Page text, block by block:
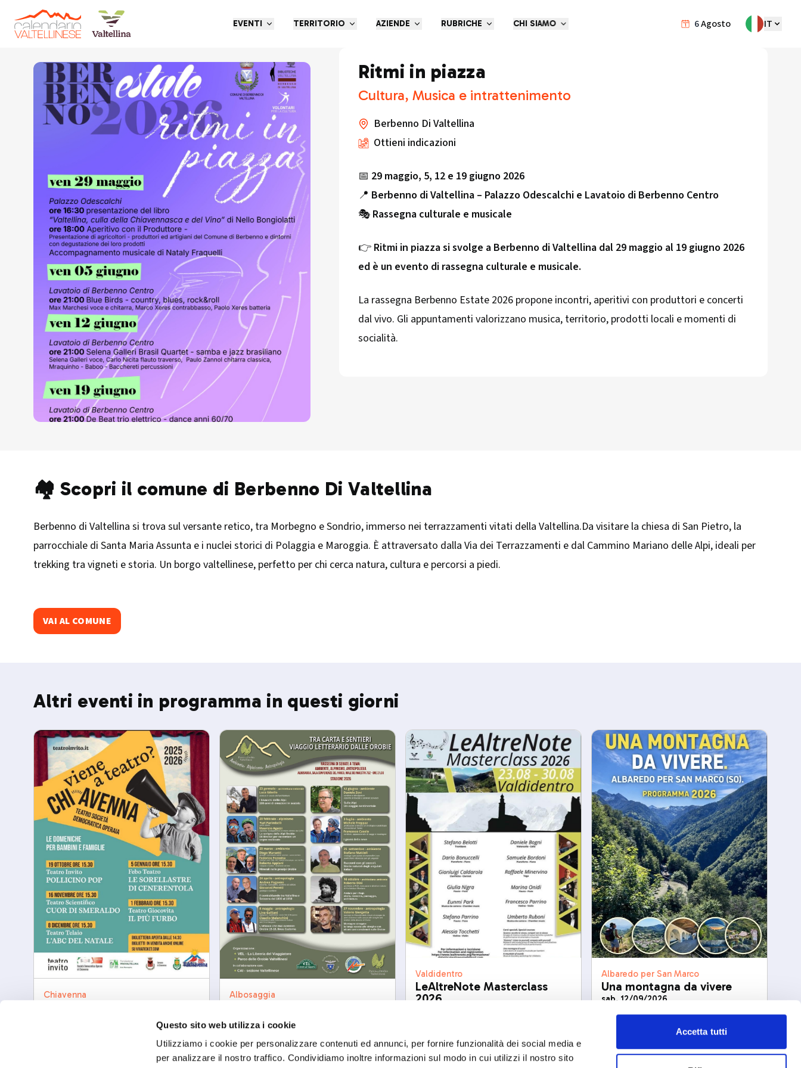
Questo sito web utilizza i cookie
Utilizziamo i cookie per personalizzare contenuti ed annunci, per fornire funzionalità dei social media e
per analizzare il nostro traffico. Condividiamo inoltre informazioni sul modo in cui utilizzi il nostro sito
Accetta tutti
6Agosto IT
EVENTI TERRITORIO AZIENDE RUBRICHE CHI SIAMO
Torna indietro
Ritmi in piazza
Cultura, Musica e intrattenimento
Berbenno Di Valtellina
Ottieni indicazioni
📅 29 maggio, 5, 12 e 19 giugno 2026
📍 Berbenno di Valtellina – Palazzo Odescalchi e Lavatoio di Berbenno Centro
🎭 Rassegna culturale e musicale
👉 Ritmi in piazza si svolge a Berbenno di Valtellina dal 29 maggio al 19 giugno 2026
ed è un evento di rassegna culturale e musicale.
La rassegna Berbenno Estate 2026 propone incontri, aperitivi con produttori e concerti
dal vivo. Gli appuntamenti valorizzano musica, territorio, prodotti locali e momenti di
socialità.
🏘️ Scopri il comune di Berbenno Di Valtellina
Berbenno di Valtellina si trova sul versante retico, tra Morbegno e Sondrio, immerso nei terrazzamenti vitati della Valtellina.Da visitare la chiesa di San Pietro, la
parrocchiale di Santa Maria Assunta e i nuclei storici di Polaggia e Maroggia. È attraversato dalla Via dei Terrazzamenti e dal Cammino Mariano delle Alpi, ideali per
trekking tra vigneti e storia. Un borgo valtellinese, perfetto per chi cerca natura, cultura e percorsi a piedi.
VAI AL COMUNE
Altri eventi in programma in questi giorni
Chiavenna Albosaggia
Letterario dalle Orobie
ven, 25/09/2026
Valdidentro
LeAltreNote Masterclass
2026
Albaredo per San Marco
Una montagna da vivere
sab, 12/09/2026